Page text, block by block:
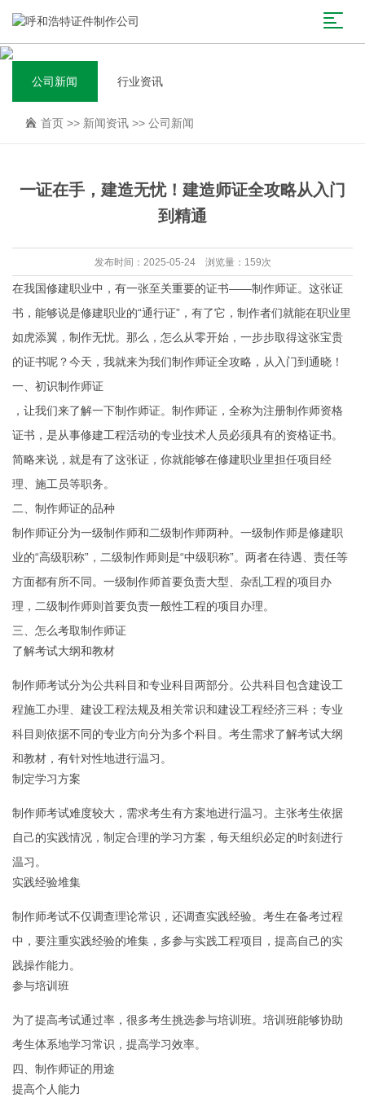
公司新闻 行业资讯
首页 >> 新闻资讯 >> 公司新闻
一证在手，建造无忧！建造师证全攻略从入门
到精通
发布时间：2025-05-24 浏览量：159次
在我国修建职业中，有一张至关重要的证书——制作师证。这张证
书，能够说是修建职业的“通行证”，有了它，制作者们就能在职业里
如虎添翼，制作无忧。那么，怎么从零开始，一步步取得这张宝贵
的证书呢？今天，我就来为我们制作师证全攻略，从入门到通晓！
一、初识制作师证
，让我们来了解一下制作师证。制作师证，全称为注册制作师资格
证书，是从事修建工程活动的专业技术人员必须具有的资格证书。
简略来说，就是有了这张证，你就能够在修建职业里担任项目经
理、施工员等职务。
二、制作师证的品种
制作师证分为一级制作师和二级制作师两种。一级制作师是修建职
业的“高级职称”，二级制作师则是“中级职称”。两者在待遇、责任等
方面都有所不同。一级制作师首要负责大型、杂乱工程的项目办
理，二级制作师则首要负责一般性工程的项目办理。
三、怎么考取制作师证
了解考试大纲和教材
制作师考试分为公共科目和专业科目两部分。公共科目包含建设工
程施工办理、建设工程法规及相关常识和建设工程经济三科；专业
科目则依据不同的专业方向分为多个科目。考生需求了解考试大纲
和教材，有针对性地进行温习。
制定学习方案
制作师考试难度较大，需求考生有方案地进行温习。主张考生依据
自己的实践情况，制定合理的学习方案，每天组织必定的时刻进行
温习。
实践经验堆集
制作师考试不仅调查理论常识，还调查实践经验。考生在备考过程
中，要注重实践经验的堆集，多参与实践工程项目，提高自己的实
践操作能力。
参与培训班
为了提高考试通过率，很多考生挑选参与培训班。培训班能够协助
考生体系地学习常识，提高学习效率。
四、制作师证的用途
提高个人能力